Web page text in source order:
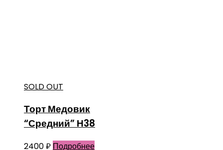
SOLD OUT
Торт Медовик
“Средний” Н38
2400₽ Подробнее